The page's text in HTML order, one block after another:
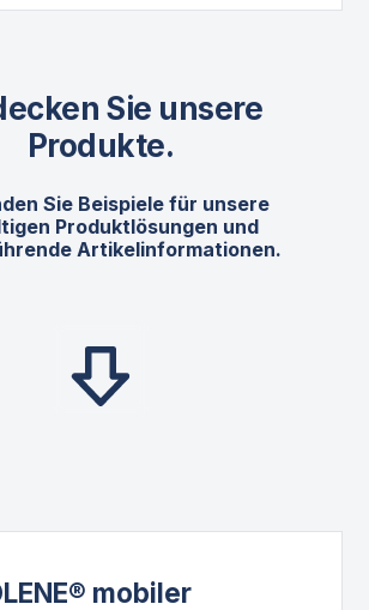
Sie unsere
Produkte.
Sie Beispiele für unsere
Produktlösungen und
Artikelinformationen.
mobiler